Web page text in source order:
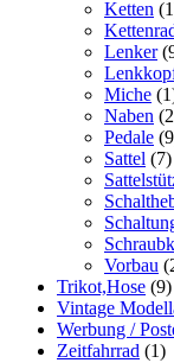
Ketten
Lenker
Miche
Naben
Pedale
Sattel (7)
Vorbau
Trikot,Hose (9)
Vintage
Werbung /
Zeitfahrrad (1)